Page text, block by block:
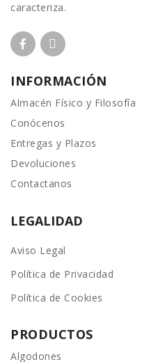
caracteriza.
INFORMACIÓN
Almacén Físico y Filosofía
Conócenos
Entregas y Plazos
Devoluciones
Contactanos
LEGALIDAD
Aviso Legal
Política de Privacidad
Política de Cookies
PRODUCTOS
Algodones